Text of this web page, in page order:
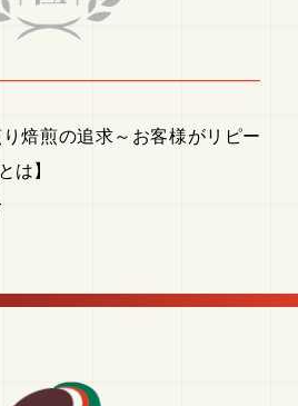
り焙煎の追求～お客様がリピー
は】